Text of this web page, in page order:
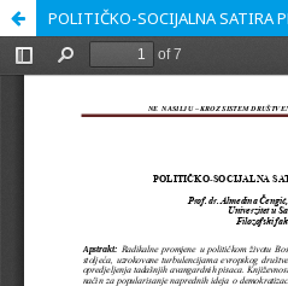
POLITIČKO-SOCIJALNA SATIRA